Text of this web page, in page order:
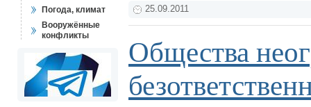
Погода, климат
Вооружённые
конфликты
25.09.2011
Общества